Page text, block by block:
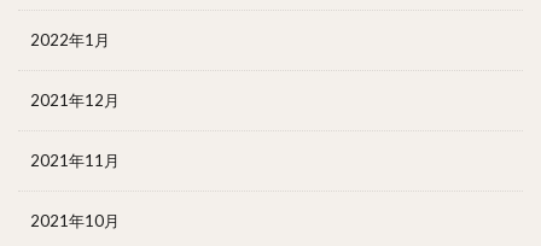
2022年1月
2021年12月
2021年11月
2021年10月